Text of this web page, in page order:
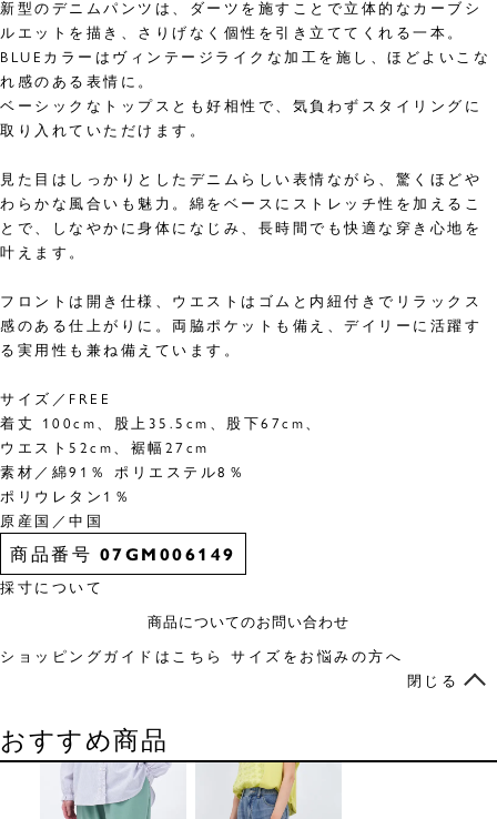
新型のデニムパンツは、ダーツを施すことで立体的なカーブシ
ルエットを描き、さりげなく個性を引き立ててくれる一本。
BLUEカラーはヴィンテージライクな加工を施し、ほどよいこな
れ感のある表情に。
ベーシックなトップスとも好相性で、気負わずスタイリングに
取り入れていただけます。
見た目はしっかりとしたデニムらしい表情ながら、驚くほどや
わらかな風合いも魅力。綿をベースにストレッチ性を加えるこ
とで、しなやかに身体になじみ、長時間でも快適な穿き心地を
叶えます。
フロントは開き仕様、ウエストはゴムと内紐付きでリラックス
感のある仕上がりに。両脇ポケットも備え、デイリーに活躍す
る実用性も兼ね備えています。
サイズ／FREE
着丈 100cm、股上35.5cm、股下67cm、
ウエスト52cm、裾幅27cm
素材／綿91％ ポリエステル8％
ポリウレタン1％
原産国／中国
商品番号 07GM006149
採寸について
商品についてのお問い合わせ
ショッピングガイドはこちら サイズをお悩みの方へ
閉じる
おすすめ商品